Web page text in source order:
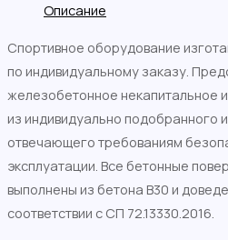
Описание
Спортивное оборудование
по индивидуальному заказу.
железобетонное некапитальное
из индивидуально подобранного
отвечающего требованиям
эксплуатации. Все бетонные
выполнены из бетона В30 и
соответствии с СП 72.13330.2016.